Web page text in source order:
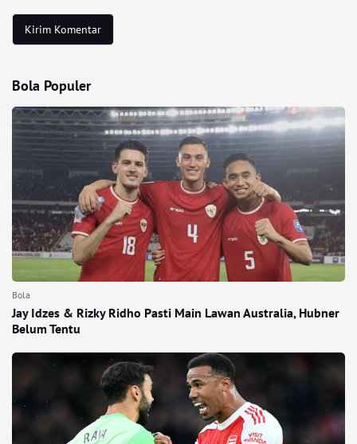
Bola Populer
Bola
Jay Idzes & Rizky Ridho Pasti Main Lawan Australia, Hubner
Belum Tentu